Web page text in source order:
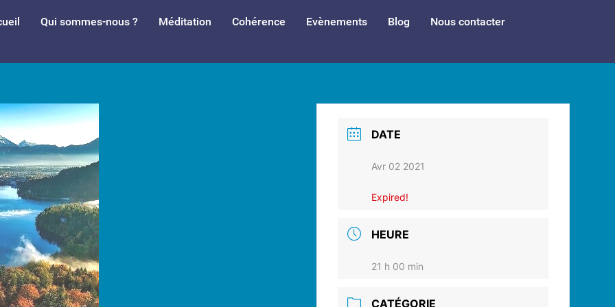
Qui sommes-nous ? Méditation Cohérence Evènements Blog Nous contacter
DATE
Avr 02 2021
Expired!
HEURE
21 h 00 min
CATÉGORIE